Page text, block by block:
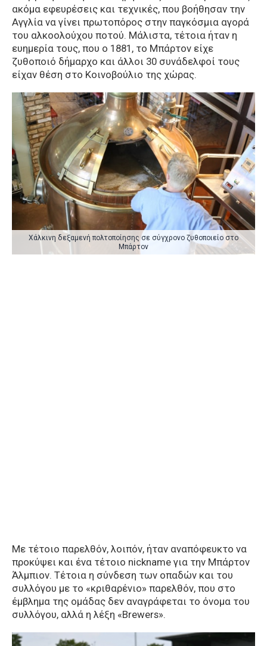
ακόμα εφευρέσεις και τεχνικές, που βοήθησαν την
Αγγλία να γίνει πρωτοπόρος στην παγκόσμια αγορά
του αλκοολούχου ποτού. Μάλιστα, τέτοια ήταν η
ευημερία τους, που ο 1881, το Μπάρτον είχε
ζυθοποιό δήμαρχο και άλλοι 30 συνάδελφοί τους
είχαν θέση στο Κοινοβούλιο της χώρας.
Χάλκινη δεξαμενή πολτοποίησης σε σύγχρονο ζυθοποιείο στο
Μπάρτον
Με τέτοιο παρελθόν, λοιπόν, ήταν αναπόφευκτο να
προκύψει και ένα τέτοιο nickname για την Μπάρτον
Άλμπιον. Τέτοια η σύνδεση των οπαδών και του
συλλόγου με το «κριθαρένιο» παρελθόν, που στο
έμβλημα της ομάδας δεν αναγράφεται το όνομα του
συλλόγου, αλλά η λέξη «Brewers».